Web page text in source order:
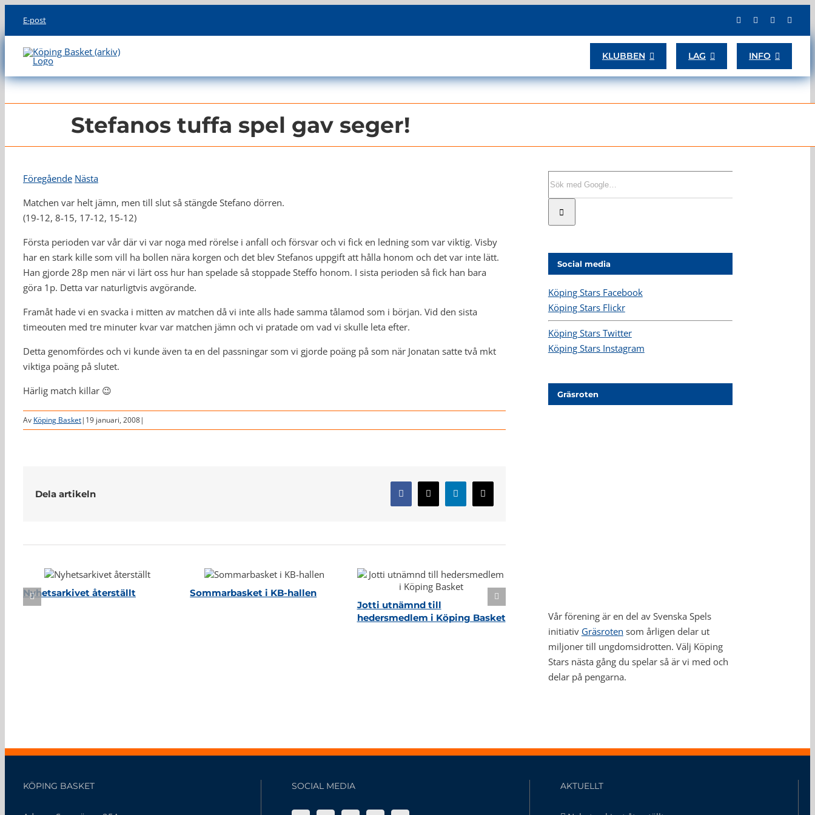
content
E-post
KLUBBEN LAG INFO
Stefanos tuffa spel gav seger!
Föregående Nästa
Matchen var helt jämn, men till slut så stängde Stefano dörren.
(19-12, 8-15, 17-12, 15-12)
Första perioden var vår där vi var noga med rörelse i anfall och försvar och vi fick en ledning som var viktig. Visby
har en stark kille som vill ha bollen nära korgen och det blev Stefanos uppgift att hålla honom och det var inte lätt.
Han gjorde 28p men när vi lärt oss hur han spelade så stoppade Steffo honom. I sista perioden så fick han bara
göra 1p. Detta var naturligtvis avgörande.
Framåt hade vi en svacka i mitten av matchen då vi inte alls hade samma tålamod som i början. Vid den sista
timeouten med tre minuter kvar var matchen jämn och vi pratade om vad vi skulle leta efter.
Detta genomfördes och vi kunde även ta en del passningar som vi gjorde poäng på som när Jonatan satte två mkt
viktiga poäng på slutet.
Härlig match killar 😉
Av Köping Basket| 19 januari, 2008|
Dela artikeln Facebook
X LinkedIn
E-
post
Nyhetsarkivet återställt
Sommarbasket i KB-hallen
Jotti utnämnd till
hedersmedlem i Köping Basket
Social media
Köping Stars Facebook
Köping Stars Flickr
Köping Stars Twitter
Köping Stars Instagram
Gräsroten
Vår förening är en del av Svenska Spels
initiativ Gräsroten som årligen delar ut
miljoner till ungdomsidrotten. Välj Köping
Stars nästa gång du spelar så är vi med och
delar på pengarna.
KÖPING BASKET SOCIAL MEDIA AKTUELLT